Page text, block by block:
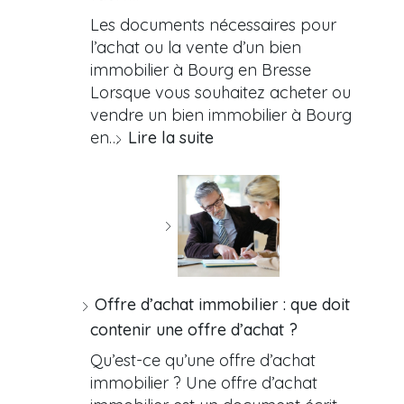
Les documents nécessaires pour
l’achat ou la vente d’un bien
immobilier à Bourg en Bresse
Lorsque vous souhaitez acheter ou
vendre un bien immobilier à Bourg
en… Lire la suite
Offre d’achat immobilier : que doit
contenir une offre d’achat ?
Qu’est-ce qu’une offre d’achat
immobilier ? Une offre d’achat